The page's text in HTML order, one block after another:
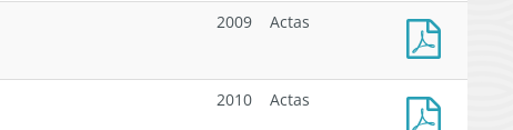
-
2009
de
Reunión
N°4
-
2009
2009 Actas
Acta
de
Reunión
2010 Actas